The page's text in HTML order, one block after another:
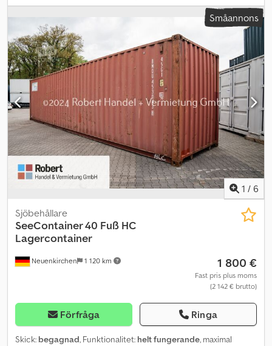
Dörrmått Bredd: 2 340 mm Höjd: 2 276 mm Viktöversikt Egenvikt: 3
780 kg Dsdpfx Aex Tqt Ijg Sjkr Totalvikt: 30 480 kg Pallplatser: 24 st
Volym: 67,7 m³ Alla mått är ungefärliga. Uppgifterna kan avvika. 40-
fots standardcontainer är universellt användbar och är en av de
mest sålda fraktcontainrarna i världen. Den tillverkas vanligtvis av
stål och lackeras på utsidan för att minska väderskador. Tack vare
sin stabilitet och mobilitet är den oumbärlig inom logistiksektorn.
Används som transportbehållare, kontor- eller lagerutrymme,
hobbyrum eller som flytthjälp. Containern kan enkelt flyttas och
transporteras via land, hav eller luft från punkt A till B. Omlastning
av godset behövs inte eftersom hela containern flyttas med
innehållet. High Cube-varianten är en fot högre och därmed 30
centimeter större. Jag ser fram emot att höra från dig! Ashkan
Amir Nasri
Småannons
1 / 6
Neuenkirchen 1 120 km
Sjöbehållare
SeeContainer 40 Fuß HC
Lagercontainer
1 800 €
Fast pris plus moms
(2 142 € brutto)
Förfråga Ringa
Skick: begagnad, Funktionalitet: helt fungerande, maximal